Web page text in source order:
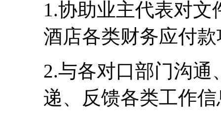
1.协助业主代表对
酒店各类财务应付
2.与各对口部门沟
递、反馈各类工作